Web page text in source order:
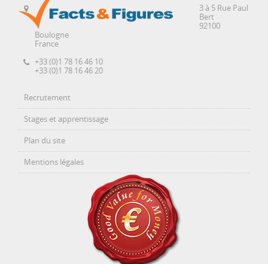
3 à 5 Rue Paul
Bert
92100
Boulogne
France
+33 (0)1 78 16 46 10
+33 (0)1 78 16 46 20
Recrutement
Stages et apprentissage
Plan du site
Mentions légales